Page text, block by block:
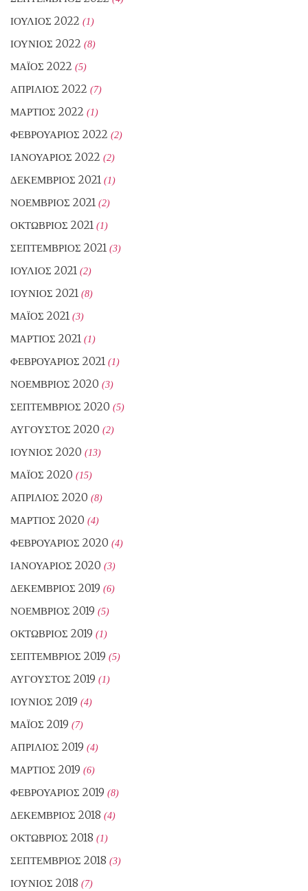
ΙΟΎΛΙΟΣ 2022 (1)
ΙΟΎΝΙΟΣ 2022 (8)
ΜΆΙΟΣ 2022 (5)
ΑΠΡΊΛΙΟΣ 2022 (7)
ΜΆΡΤΙΟΣ 2022 (1)
ΦΕΒΡΟΥΆΡΙΟΣ 2022 (2)
ΙΑΝΟΥΆΡΙΟΣ 2022 (2)
ΔΕΚΈΜΒΡΙΟΣ 2021 (1)
ΝΟΈΜΒΡΙΟΣ 2021 (2)
ΟΚΤΏΒΡΙΟΣ 2021 (1)
ΣΕΠΤΈΜΒΡΙΟΣ 2021 (3)
ΙΟΎΛΙΟΣ 2021 (2)
ΙΟΎΝΙΟΣ 2021 (8)
ΜΆΙΟΣ 2021 (3)
ΜΆΡΤΙΟΣ 2021 (1)
ΦΕΒΡΟΥΆΡΙΟΣ 2021 (1)
ΝΟΈΜΒΡΙΟΣ 2020 (3)
ΣΕΠΤΈΜΒΡΙΟΣ 2020 (5)
ΑΎΓΟΥΣΤΟΣ 2020 (2)
ΙΟΎΝΙΟΣ 2020 (13)
ΜΆΙΟΣ 2020 (15)
ΑΠΡΊΛΙΟΣ 2020 (8)
ΜΆΡΤΙΟΣ 2020 (4)
ΦΕΒΡΟΥΆΡΙΟΣ 2020 (4)
ΙΑΝΟΥΆΡΙΟΣ 2020 (3)
ΔΕΚΈΜΒΡΙΟΣ 2019 (6)
ΝΟΈΜΒΡΙΟΣ 2019 (5)
ΟΚΤΏΒΡΙΟΣ 2019 (1)
ΣΕΠΤΈΜΒΡΙΟΣ 2019 (5)
ΑΎΓΟΥΣΤΟΣ 2019 (1)
ΙΟΎΝΙΟΣ 2019 (4)
ΜΆΙΟΣ 2019 (7)
ΑΠΡΊΛΙΟΣ 2019 (4)
ΜΆΡΤΙΟΣ 2019 (6)
ΦΕΒΡΟΥΆΡΙΟΣ 2019 (8)
ΔΕΚΈΜΒΡΙΟΣ 2018 (4)
ΟΚΤΏΒΡΙΟΣ 2018 (1)
ΣΕΠΤΈΜΒΡΙΟΣ 2018 (3)
ΙΟΎΝΙΟΣ 2018 (7)